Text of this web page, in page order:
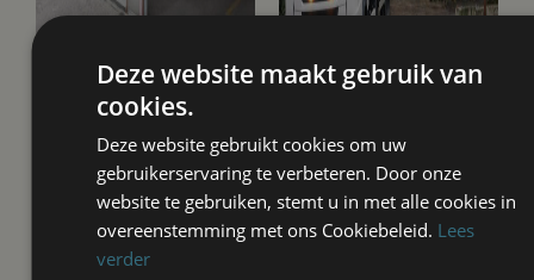
Hulpdiensten
Deze website maakt gebruik van
cookies.
Deze website gebruikt cookies om uw
gebruikerservaring te verbeteren. Door onze
website te gebruiken, stemt u in met alle cookies in
overeenstemming met ons Cookiebeleid. Lees
verder